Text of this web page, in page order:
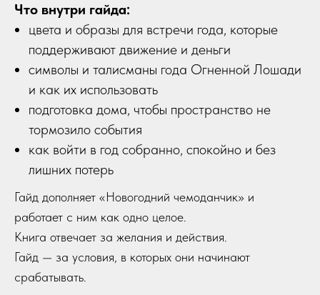
Что внутри гайда:
цвета и образы для встречи года, которые
поддерживают движение и деньги
символы и талисманы года Огненной Лошади
и как их использовать
подготовка дома, чтобы пространство не
тормозило события
как войти в год собранно, спокойно и без
лишних потерь
Гайд дополняет «Новогодний чемоданчик» и
работает с ним как одно целое.
Книга отвечает за желания и действия.
Гайд — за условия, в которых они начинают
срабатывать.